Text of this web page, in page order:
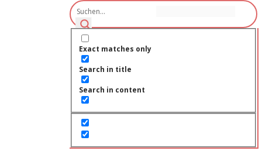
Exact matches only
Search in title
Search in content